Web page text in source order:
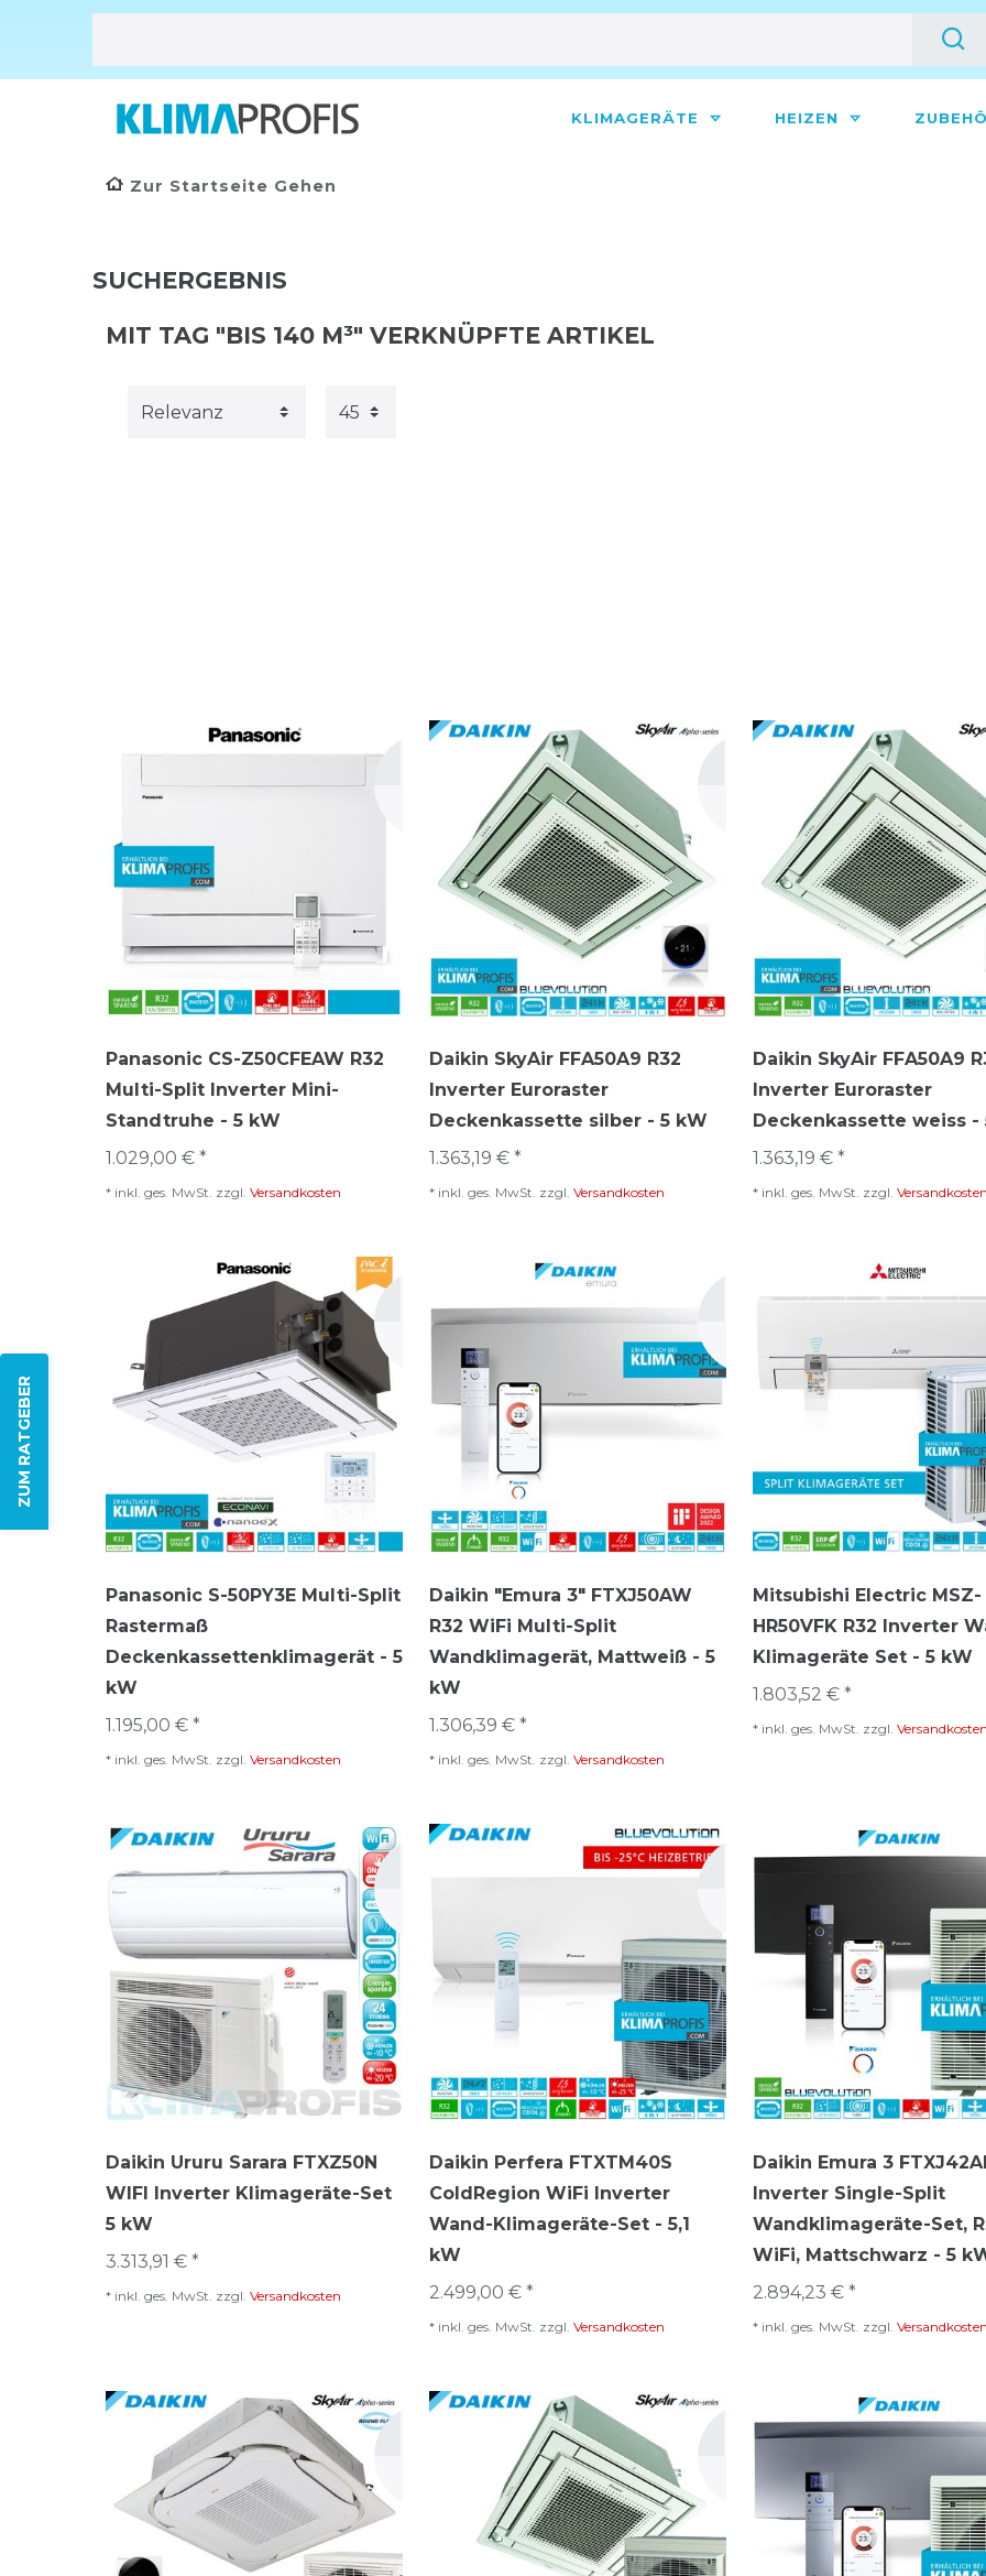
KLIMAGERÄTE HEIZEN
Zur Startseite Gehen
ZUM RATGEBER
SUCHERGEBNIS
MIT TAG "BIS 140 M³" VERKNÜPFTE ARTIKEL
Panasonic CS-Z50CFEAW R32
Multi-Split Inverter Mini-
Standtruhe - 5 kW
1.029,00 € *
* inkl. ges. MwSt. zzgl. Versandkosten
Daikin SkyAir FFA50A9 R32
Inverter Euroraster
Deckenkassette silber - 5 kW
1.363,19 € *
* inkl. ges. MwSt. zzgl. Versandkosten
Daikin SkyAir FFA50A9
Inverter Euroraster
Deckenkassette weiss -
1.363,19 € *
* inkl. ges. MwSt. zzgl.
Panasonic S-50PY3E Multi-Split
Rastermaß
Deckenkassettenklimagerät - 5
kW
1.195,00 € *
* inkl. ges. MwSt. zzgl. Versandkosten
Daikin "Emura 3" FTXJ50AW
R32 WiFi Multi-Split
Wandklimagerät, Mattweiß - 5
kW
1.306,39 € *
* inkl. ges. MwSt. zzgl. Versandkosten
Mitsubishi Electric MSZ-
HR50VFK R32 Inverter
Klimageräte Set - 5 kW
1.803,52 € *
* inkl. ges. MwSt. zzgl.
Daikin Ururu Sarara FTXZ50N
WIFI Inverter Klimageräte-Set
5 kW
3.313,91 € *
* inkl. ges. MwSt. zzgl. Versandkosten
Daikin Perfera FTXTM40S
ColdRegion WiFi Inverter
Wand-Klimageräte-Set - 5,1
kW
2.499,00 € *
* inkl. ges. MwSt. zzgl. Versandkosten
Daikin Emura 3
Inverter Single-Split
Wandklimageräte-Set,
WiFi, Mattschwarz - 5
2.894,23 € *
* inkl. ges. MwSt. zzgl.